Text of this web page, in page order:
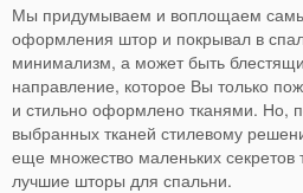
Мы придумываем и воплощаем
оформления штор и покрывал в
минимализм, а может быть
направление, которое Вы только
и стильно оформлено тканями. Но,
выбранных тканей стилевому
еще множество маленьких секретов
лучшие шторы для спальни.